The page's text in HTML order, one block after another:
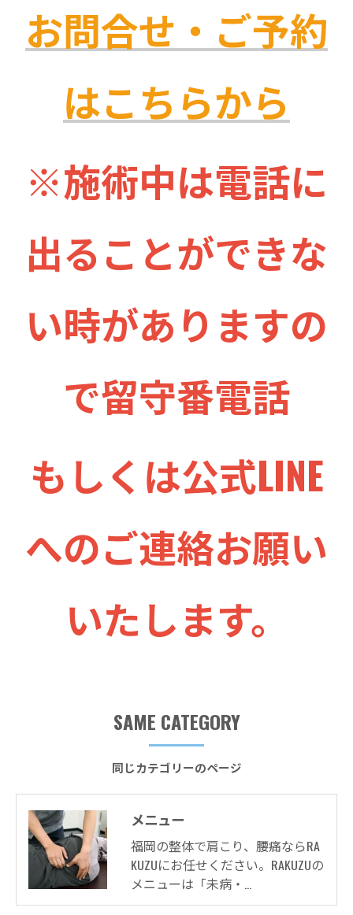
お問合せ・ご予約
はこちらから
※施術中は電話に
出ることができな
い時がありますの
で留守番電話
もしくは公式LINE
へのご連絡お願い
いたします。
同じカテゴリーのページ
SAME CATEGORY
メニュー
福岡の整体で肩こり、腰痛ならRA
KUZUにお任せください。RAKUZUの
メニューは「未病・…